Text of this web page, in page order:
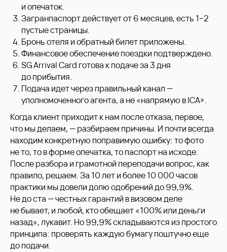
и опечаток.
Загранпаспорт действует от 6 месяцев, есть 1−2
пустые страницы.
Бронь отеля и обратный билет приложены.
Финансовое обеспечение поездки подтверждено.
SG Arrival Card готова к подаче за 3 дня
до прибытия.
Подача идет через правильный канал —
уполномоченного агента, а не «напрямую в ICA».
Когда клиент приходит к нам после отказа, первое,
что мы делаем, — разбираем причины. И почти всегда
находим конкретную поправимую ошибку: то фото
не то, то в форме опечатка, то паспорт на исходе.
После разбора и грамотной переподачи вопрос, как
правило, решаем. За 10 лет и более 10 000 часов
практики мы довели долю одобрений до 99,9%.
Не до ста — честных гарантий в визовом деле
не бывает, и любой, кто обещает «100% или деньги
назад», лукавит. Но 99,9% складываются из простого
принципа: проверять каждую бумагу поштучно еще
до подачи.